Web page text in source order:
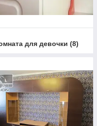
для девочки (8)